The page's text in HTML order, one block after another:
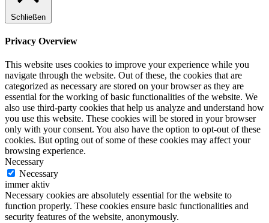
Schließen
Privacy Overview
This website uses cookies to improve your experience while you
navigate through the website. Out of these, the cookies that are
categorized as necessary are stored on your browser as they are
essential for the working of basic functionalities of the website. We
also use third-party cookies that help us analyze and understand how
you use this website. These cookies will be stored in your browser
only with your consent. You also have the option to opt-out of these
cookies. But opting out of some of these cookies may affect your
browsing experience.
Necessary
Necessary
immer aktiv
Necessary cookies are absolutely essential for the website to
function properly. These cookies ensure basic functionalities and
security features of the website, anonymously.